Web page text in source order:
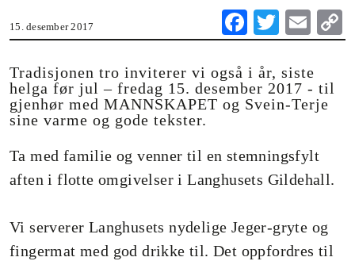
15. desember 2017
Fa
ce
bo
ok
T
wi
tte
r
E
m
ail
Tradisjonen tro inviterer vi også i år, siste
helga før jul – fredag 15. desember 2017 - til
gjenhør med MANNSKAPET og Svein-Terje
sine varme og gode tekster.
Ta med familie og venner til en stemningsfylt
aften i flotte omgivelser i Langhusets Gildehall.
Vi serverer Langhusets nydelige Jeger-gryte og
fingermat med god drikke til. Det oppfordres til